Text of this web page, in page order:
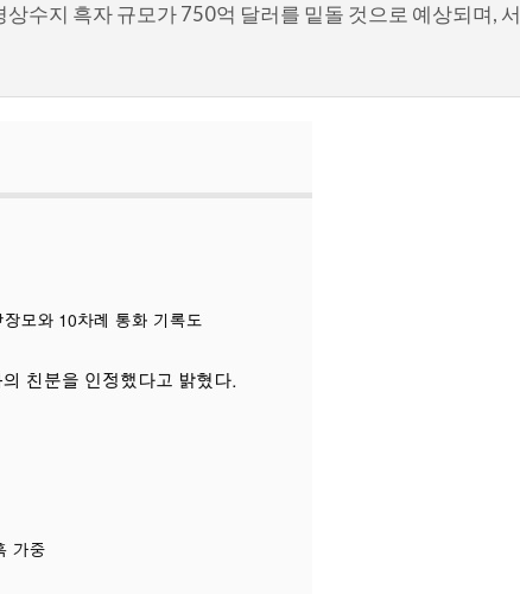
수지 흑자 규모가 750억 달러를 밑돌 것으로 예상되며, 서